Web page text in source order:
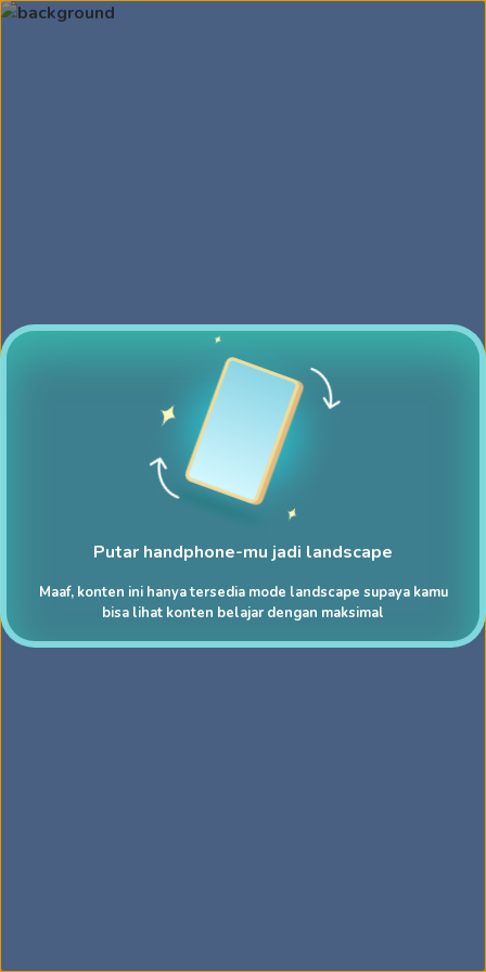
Putar handphone-mu jadi landscape
Maaf, konten ini hanya tersedia mode landscape supaya kamu
bisa lihat konten belajar dengan maksimal